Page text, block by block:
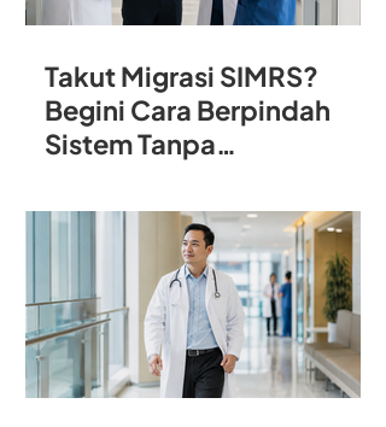
Takut Migrasi SIMRS?
Begini Cara Berpindah
Sistem Tanpa
Rumah Sakit